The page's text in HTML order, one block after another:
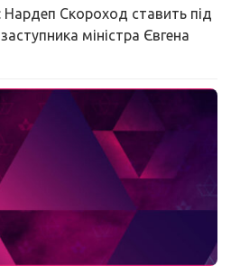
Скороход ставить під
міністра Євгена